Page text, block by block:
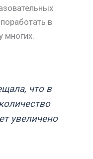
в
многих.
что в
увеличено